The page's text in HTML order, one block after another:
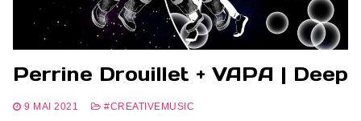
Perrine Drouillet + VAPA | Deep
9 MAI 2021 #CREATIVEMUSIC